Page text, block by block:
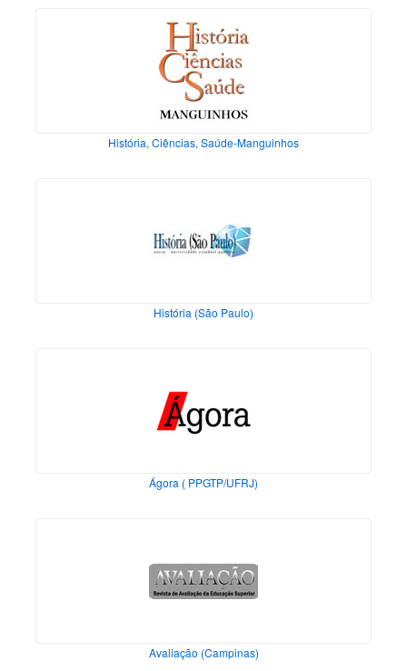
História, Ciências, Saúde-Manguinhos
História (São Paulo)
Ágora ( PPGTP/UFRJ)
Avaliação (Campinas)